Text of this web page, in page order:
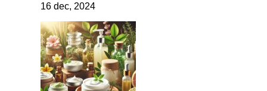
16 dec, 2024